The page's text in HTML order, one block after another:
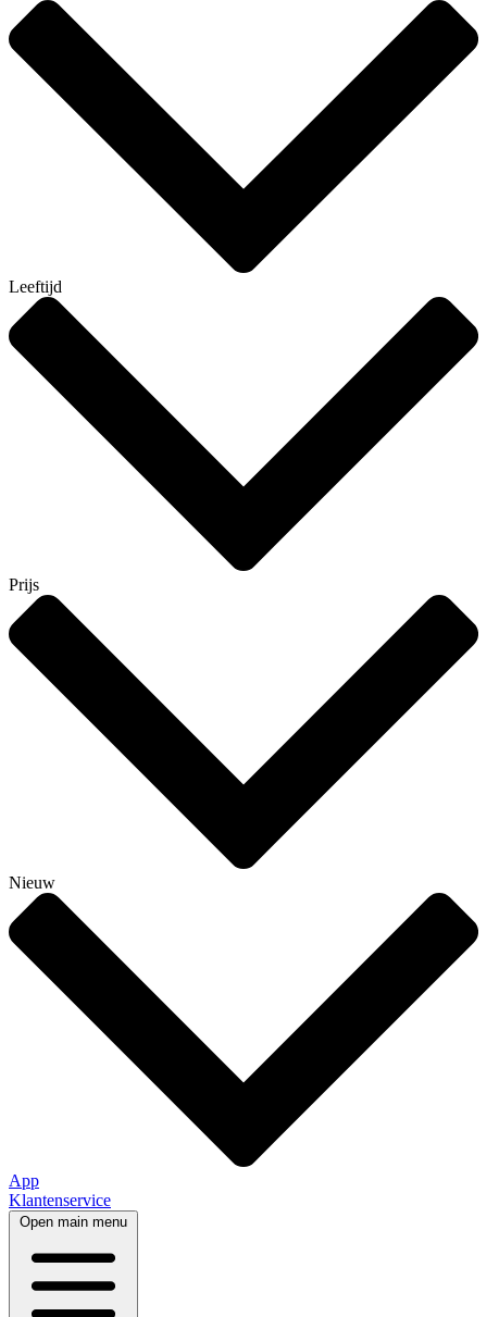
Leeftijd
Prijs
Nieuw
App
Klantenservice
Open main menu